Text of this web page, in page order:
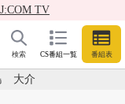
TV
CS番組一覧 番組表
検索
大介